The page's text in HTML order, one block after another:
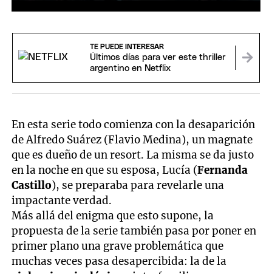
of
minute,
TE PUEDE INTERESAR
Últimos días para ver este thriller
argentino en Netflix
En esta serie todo comienza con la desaparición
de Alfredo Suárez (Flavio Medina), un magnate
que es dueño de un resort. La misma se da justo
en la noche en que su esposa, Lucía (Fernanda
Castillo), se preparaba para revelarle una
impactante verdad.
Más allá del enigma que esto supone, la
propuesta de la serie también pasa por poner en
primer plano una grave problemática que
muchas veces pasa desapercibida: la de la